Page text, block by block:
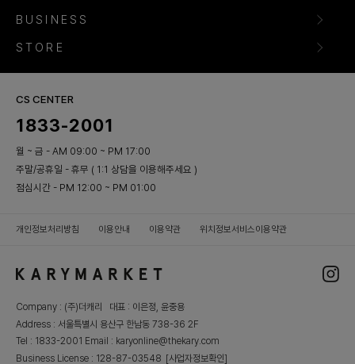
BUSINESS
STORE
CS CENTER
1833-2001
월 ~ 금 - AM 09:00 ~ PM 17:00
주말/공휴일 - 휴무 ( 1:1 상담을 이용해주세요 )
점심시간 - PM 12:00 ~ PM 01:00
개인정보처리방침 이용안내 이용약관 위치정보서비스이용약관
Company : (주)더캐리 대표 : 이은정, 윤중용
Address : 서울특별시 용산구 한남동 738-36 2F
Tel : 1833-2001 Email : karyonline@thekary.com
Business License : 128-87-03548 [사업자정보확인]